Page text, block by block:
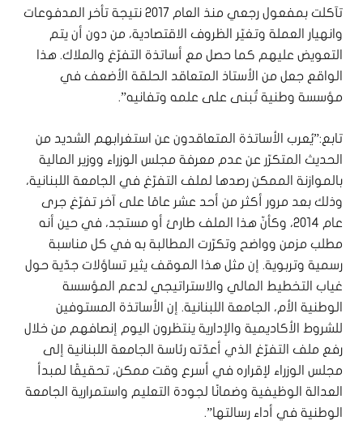
تآكلت بمفعول رجعي منذ العام 2017 نتيجة تأخر المدفوعات
وانهيار العملة وتغيّر الظروف الاقتصادية، من دون أن يتم
التعويض عليهم كما حصل مع أساتذة التفرّغ والملاك. هذا
الواقع جعل من الأستاذ المتعاقد الحلقة الأضعف في
مؤسسة وطنية تُبنى على علمه وتفانيه”.
تابع:”يُعرب الأساتذة المتعاقدون عن استغرابهم الشديد من
الحديث المتكرّر عن عدم معرفة مجلس الوزراء ووزير المالية
بالموازنة الممكن رصدها لملف التفرّغ في الجامعة اللبنانية،
وذلك بعد مرور أكثر من أحد عشر عامًا على آخر تفرّغ جرى
عام 2014، وكأنّ هذا الملف طارئ أو مستجد، في حين أنه
مطلب مزمن وواضح وتكرّرت المطالبة به في كل مناسبة
رسمية وتربوية. إن مثل هذا الموقف يثير تساؤلات جدّية حول
غياب التخطيط المالي والاستراتيجي لدعم المؤسسة
الوطنية الأم، الجامعة اللبنانية. إن الأساتذة المستوفين
للشروط الأكاديمية والإدارية ينتظرون اليوم إنصافهم من خلال
رفع ملف التفرّغ الذي أعدّته رئاسة الجامعة اللبنانية إلى
مجلس الوزراء لإقراره في أسرع وقت ممكن، تحقيقًا لمبدأ
العدالة الوظيفية وضمانًا لجودة التعليم واستمرارية الجامعة
الوطنية في أداء رسالتها”.